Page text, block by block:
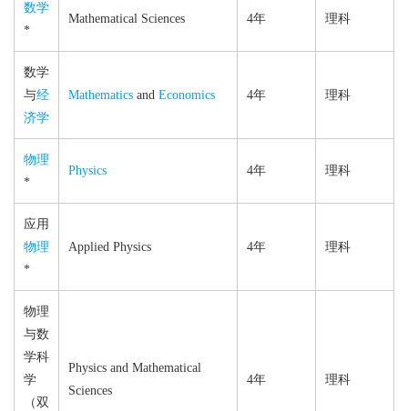
数学
*
Mathematical Sciences 4年 理科
数学
与经
济学
Mathematics and Economics 4年 理科
物理
*
Physics 4年 理科
应用
物理
*
Applied Physics 4年 理科
物理
与数
学科
学
（双
Physics and Mathematical
Sciences
4年 理科